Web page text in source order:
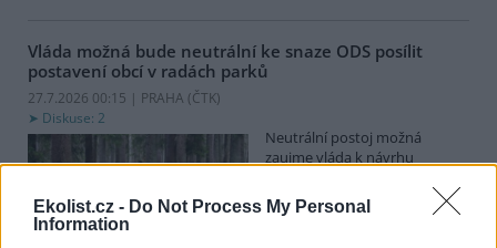
Ekolist.cz - Do Not Process My Personal
Information
Vláda možná bude neutrální ke snaze ODS posílit
postavení obcí v radách parků
27.7.2026 00:15 | PRAHA (ČTK)
Diskuse: 2
Neutrální postoj možná
zaujme vláda k návrhu
chtějí posílit postavení
zástupců obcí a krajů v radách
národních parků. Vyplývá to z předkládací zprávy na vládním